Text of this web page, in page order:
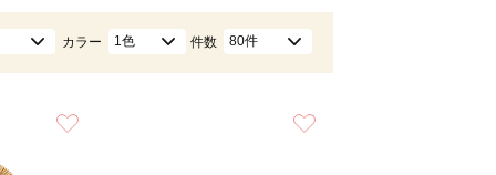
カラー 1色 件数 80件